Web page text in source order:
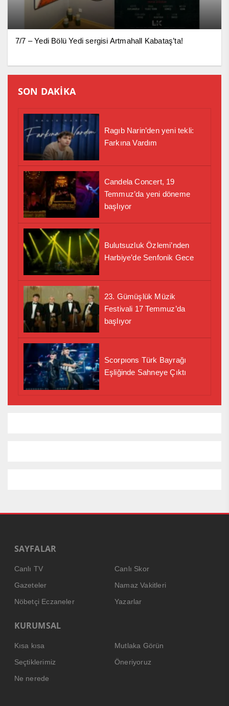
7/7 – Yedi Bölü Yedi sergisi Artmahall Kabataş’ta!
SON DAKİKA
Ragıb Narin’den yeni tekli:
Farkına Vardım
Candela Concert, 19
Temmuz’da yeni döneme
başlıyor
Bulutsuzluk Özlemi’nden
Harbiye’de Senfonik Gece
23. Gümüşlük Müzik
Festivali 17 Temmuz’da
başlıyor
Scorpıons Türk Bayrağı
Eşliğinde Sahneye Çıktı
SAYFALAR
Canlı TV
Canlı Skor
Gazeteler
Namaz Vakitleri
Nöbetçi Eczaneler
Yazarlar
KURUMSAL
Kısa kısa
Mutlaka Görün
Seçtiklerimiz
Öneriyoruz
Ne nerede